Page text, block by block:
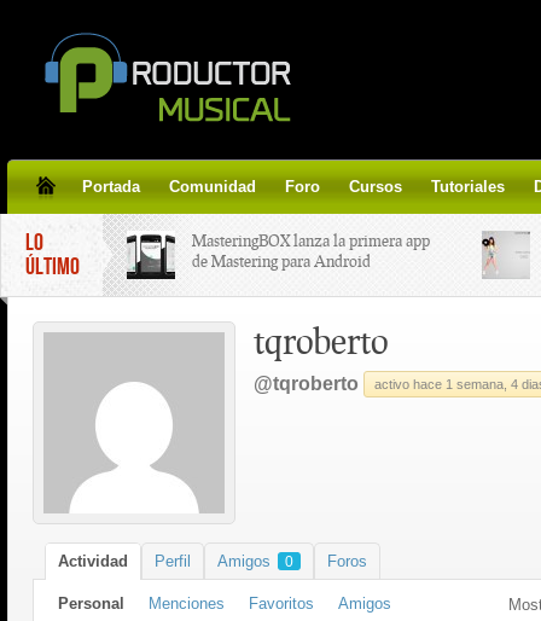
Portada Comunidad Foro Cursos Tutoriales
LO
ÚLTIMO
MasteringBOX lanza la primera app
de Mastering para Android
MasteringBOX, Masterización on-
line gratis!
Tutorial de CLA Effects, aprende a
aplicar efectos a tus voces.
tqroberto
@tqroberto activo hace 1 semana, 4
Actividad Perfil Amigos 0 Foros
Personal Menciones Favoritos Amigos